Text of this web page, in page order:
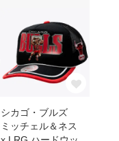
シカゴ・ブルズ
ミッチェル＆ネス